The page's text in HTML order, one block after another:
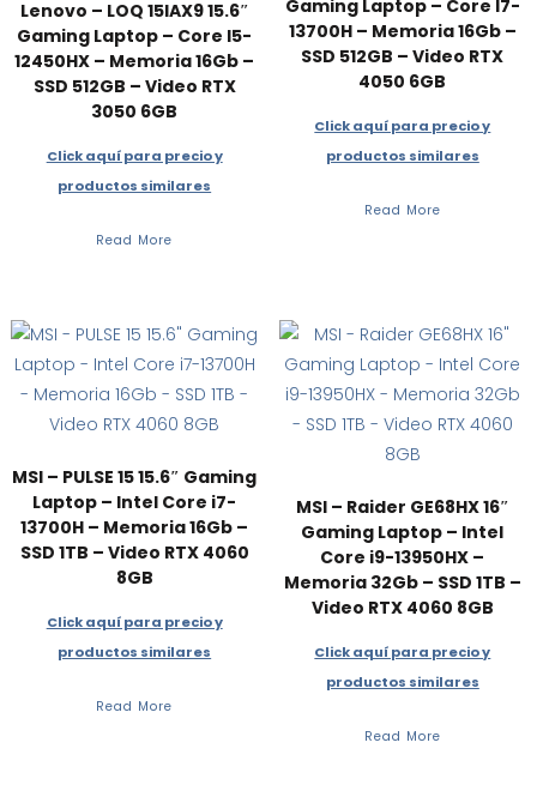
Lenovo – LOQ 15IAX9 15.6″
Gaming Laptop – Core I5-
12450HX – Memoria 16Gb –
SSD 512GB – Video RTX
3050 6GB
Click aquí para precio y
productos similares
Read More
Gaming Laptop – Core I7-
13700H – Memoria 16Gb –
SSD 512GB – Video RTX
4050 6GB
Click aquí para precio y
productos similares
Read More
MSI – PULSE 15 15.6″ Gaming
Laptop – Intel Core i7-
13700H – Memoria 16Gb –
SSD 1TB – Video RTX 4060
8GB
Click aquí para precio y
productos similares
Read More
MSI – Raider GE68HX 16″
Gaming Laptop – Intel
Core i9-13950HX –
Memoria 32Gb – SSD 1TB –
Video RTX 4060 8GB
Click aquí para precio y
productos similares
Read More